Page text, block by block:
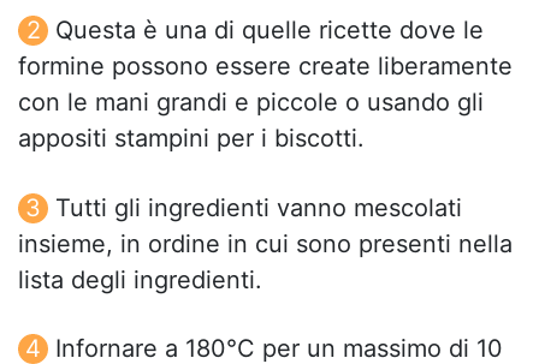
Questa è una di quelle ricette dove le
formine possono essere create liberamente
con le mani grandi e piccole o usando gli
appositi stampini per i biscotti.
Tutti gli ingredienti vanno mescolati
insieme, in ordine in cui sono presenti nella
lista degli ingredienti.
Infornare a 180°C per un massimo di 10